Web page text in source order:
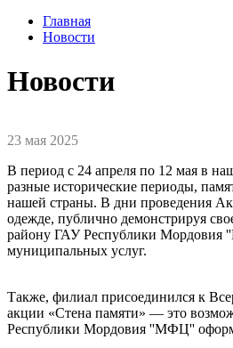
Главная
Новости
Новости
23 мая 2025
В период с 24 апреля по 12 мая в
разные исторические периоды,
нашей страны. В дни проведения
одежде, публично демонстрируя
району ГАУ Республики Мордовия
муниципальных услуг.
Также, филиал присоединился к
акции «Стена памяти» — это
Республики Мордовия ''МФЦ''